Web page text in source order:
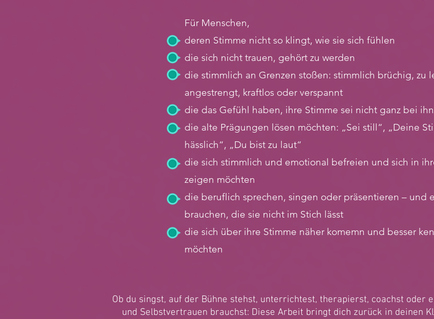
Für Menschen,
deren Stimme nicht so klingt, wie sie sich fühlen
die sich nicht trauen, gehört zu werden
die stimmlich an Grenzen stoßen: stimmlich brüchig, zu
angestrengt, kraftlos oder verspannt
die das Gefühl haben, ihre Stimme sei nicht ganz bei
die alte Prägungen lösen möchten: „Sei still“, „Deine
hässlich“, „Du bist zu laut“
die sich stimmlich und emotional befreien und sich in
zeigen möchten
die beruflich sprechen, singen oder präsentieren – und
brauchen, die sie nicht im Stich lässt
die sich über ihre Stimme näher komemn und besser
möchten
Ob du singst, auf der Bühne stehst, unterrichtest, therapierst, coachst oder
und Selbstvertrauen brauchst: Diese Arbeit bringt dich zurück in deinen